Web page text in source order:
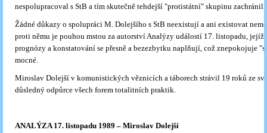
nespolupracoval s StB a tím skutečně tehdejší "protistátní" skupinu zachránil.
Žádné důkazy o spolupráci M. Dolejšího s StB neexistují a ani existovat
proti němu je pouhou mstou za autorství Analýzy událostí 17. listopadu, jejíž
prognózy a konstatování se přesně a bezezbytku naplňují, což znepokojuje
mocné.
Miroslav Dolejší v komunistických věznicích a táborech strávil 19 roků ze
důsledný odpůrce všech forem totalitních praktik.
ANALÝZA 17. listopadu 1989 – Miroslav Dolejší